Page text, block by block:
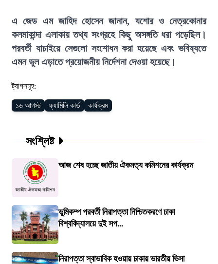
এ জেড এম জাহিদ হোসেন জানান, যশোর ও নেত্রকোনার
কলমাকান্দা এলাকায় তথ্য সংগ্রহে কিছু অসঙ্গতি ধরা পড়েছিল।
পরবর্তী যাচাইয়ে সেগুলো সংশোধন করা হয়েছে এবং ভবিষ্যতে
এমন ভুল এড়াতে প্রয়োজনীয় নির্দেশনা দেওয়া হয়েছে।
ট্যাগসমূহ:
১৬ আগস্ট ফ্যামিলি কার্ড কার্যক্রম
সংশ্লিষ্ট
আজ শেষ হচ্ছে জাতীয় ঐকমত্য কমিশনের কার্যক্রম
ভূমিকম্প পরবর্তী নিরাপত্তা নিশ্চিতকরণে ঢাকা
বিশ্ববিদ্যালয়ে দুই সপ...
নিরাপত্তা স্বাভাবিক হওয়ায় ঢাকায় ভারতীয় ভিসা